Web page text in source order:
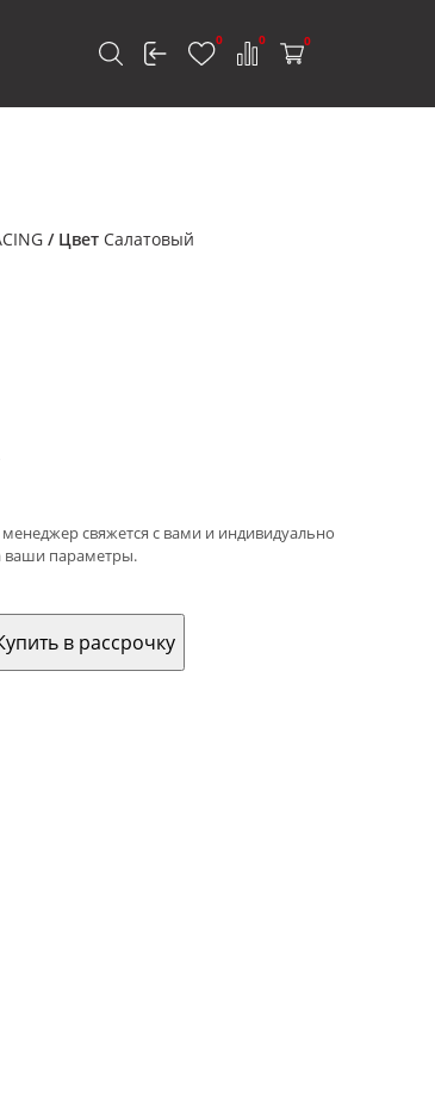
0 0 0
/ Цвет Салатовый
свяжется с вами и индивидуально
ваши параметры.
в рассрочку